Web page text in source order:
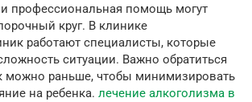
профессиональная помощь могут
круг. В клинике
работают специалисты, которые
ситуации. Важно обратиться
можно раньше, чтобы минимизировать
на ребенка. лечение алкоголизма в